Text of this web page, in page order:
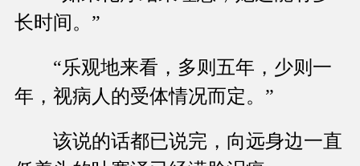
长时间。”
“乐观地来看，多则五年，少则一
年，视病人的受体情况而定。”
该说的话都已说完，向远身边一直